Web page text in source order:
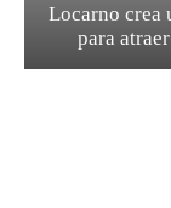
Locarno crea
para